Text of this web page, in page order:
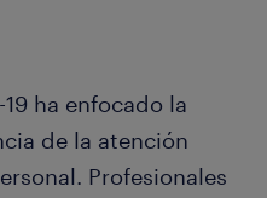
ha enfocado la
de la atención
Profesionales